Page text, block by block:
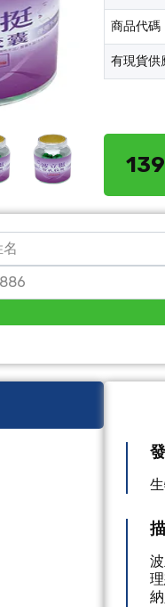
商品代碼
有現貨供